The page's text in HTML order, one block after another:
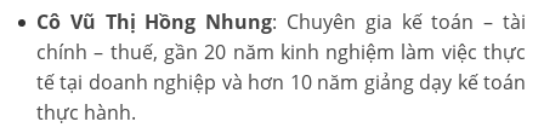
Cô Vũ Thị Hồng Nhung: Chuyên gia kế toán – tài
chính – thuế, gần 20 năm kinh nghiệm làm việc thực
tế tại doanh nghiệp và hơn 10 năm giảng dạy kế toán
thực hành.